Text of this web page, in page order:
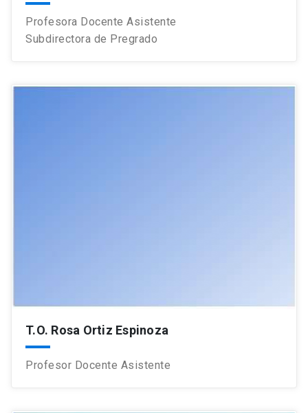
Profesora Docente Asistente
Subdirectora de Pregrado
T.O. Rosa Ortiz Espinoza
Profesor Docente Asistente